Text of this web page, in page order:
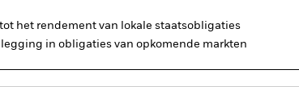
het rendement van lokale staatsobligaties
in obligaties van opkomende markten